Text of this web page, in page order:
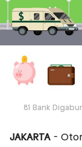
81 Bank
JAKARTA -